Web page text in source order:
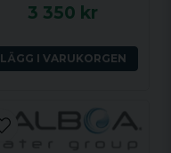
3 350 kr
LÄGG I VARUKORGEN